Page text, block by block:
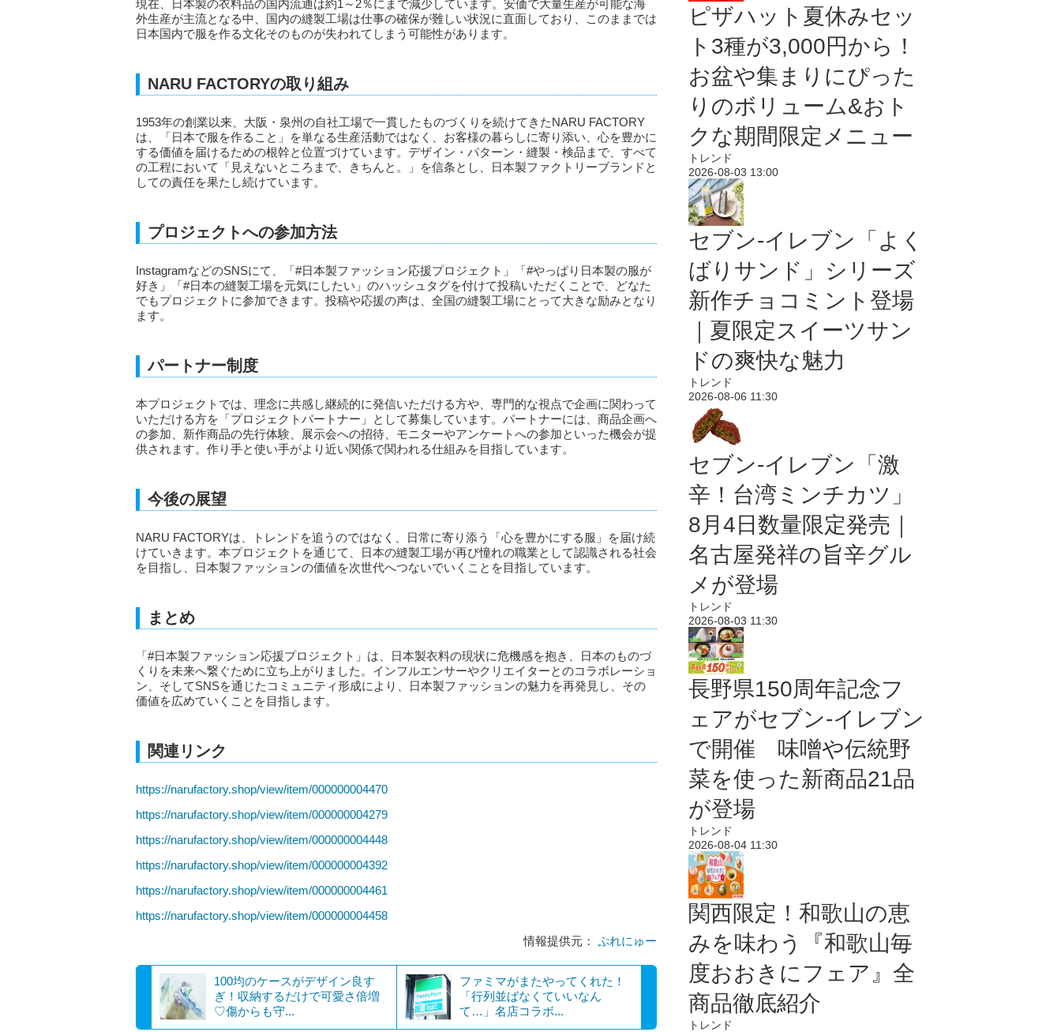
現在、日本製の衣料品の国内流通は約1～2％にまで減少しています。安価で大量生産が可能な海
外生産が主流となる中、国内の縫製工場は仕事の確保が難しい状況に直面しており、このままでは
日本国内で服を作る文化そのものが失われてしまう可能性があります。
NARU FACTORYの取り組み
1953年の創業以来、大阪・泉州の自社工場で一貫したものづくりを続けてきたNARU FACTORY
は、「日本で服を作ること」を単なる生産活動ではなく、お客様の暮らしに寄り添い、心を豊かに
する価値を届けるための根幹と位置づけています。デザイン・パターン・縫製・検品まで、すべて
の工程において「見えないところまで、きちんと。」を信条とし、日本製ファクトリーブランドと
しての責任を果たし続けています。
プロジェクトへの参加方法
InstagramなどのSNSにて、「#日本製ファッション応援プロジェクト」「#やっぱり日本製の服が
好き」「#日本の縫製工場を元気にしたい」のハッシュタグを付けて投稿いただくことで、どなた
でもプロジェクトに参加できます。投稿や応援の声は、全国の縫製工場にとって大きな励みとなり
ます。
パートナー制度
本プロジェクトでは、理念に共感し継続的に発信いただける方や、専門的な視点で企画に関わって
いただける方を「プロジェクトパートナー」として募集しています。パートナーには、商品企画へ
の参加、新作商品の先行体験、展示会への招待、モニターやアンケートへの参加といった機会が提
供されます。作り手と使い手がより近い関係で関われる仕組みを目指しています。
今後の展望
NARU FACTORYは、トレンドを追うのではなく、日常に寄り添う「心を豊かにする服」を届け続
けていきます。本プロジェクトを通じて、日本の縫製工場が再び憧れの職業として認識される社会
を目指し、日本製ファッションの価値を次世代へつないでいくことを目指しています。
まとめ
「#日本製ファッション応援プロジェクト」は、日本製衣料の現状に危機感を抱き、日本のものづ
くりを未来へ繋ぐために立ち上がりました。インフルエンサーやクリエイターとのコラボレーショ
ン、そしてSNSを通じたコミュニティ形成により、日本製ファッションの魅力を再発見し、その
価値を広めていくことを目指します。
関連リンク
https://narufactory.shop/view/item/000000004470
https://narufactory.shop/view/item/000000004279
https://narufactory.shop/view/item/000000004448
https://narufactory.shop/view/item/000000004392
https://narufactory.shop/view/item/000000004461
https://narufactory.shop/view/item/000000004458
情報提供元： ぷれにゅー
100均のケースがデザイン良す
ぎ！収納するだけで可愛さ倍増
♡傷からも守...
ファミマがまたやってくれた！
「行列並ばなくていいなん
て…」名店コラボ...
ピザハット夏休みセッ
ト3種が3,000円から！
お盆や集まりにぴった
りのボリューム&おト
クな期間限定メニュー
トレンド
2026-08-03 13:00
セブン‐イレブン「よく
ばりサンド」シリーズ
新作チョコミント登場
｜夏限定スイーツサン
ドの爽快な魅力
トレンド
2026-08-06 11:30
セブン-イレブン「激
辛！台湾ミンチカツ」
8月4日数量限定発売｜
名古屋発祥の旨辛グル
メが登場
トレンド
2026-08-03 11:30
長野県150周年記念フ
ェアがセブン-イレブン
で開催 味噌や伝統野
菜を使った新商品21品
が登場
トレンド
2026-08-04 11:30
関西限定！和歌山の恵
みを味わう『和歌山毎
度おおきにフェア』全
商品徹底紹介
トレンド